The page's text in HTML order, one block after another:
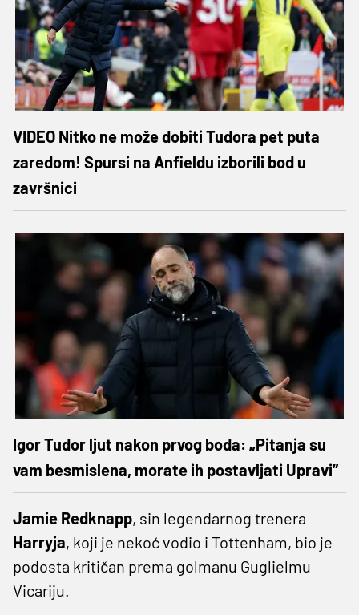
VIDEO Nitko ne može dobiti Tudora pet puta
zaredom! Spursi na Anfieldu izborili bod u
završnici
Igor Tudor ljut nakon prvog boda: „Pitanja su
vam besmislena, morate ih postavljati Upravi”
Jamie Redknapp, sin legendarnog trenera
Harryja, koji je nekoć vodio i Tottenham, bio je
podosta kritičan prema golmanu Guglielmu
Vicariju.